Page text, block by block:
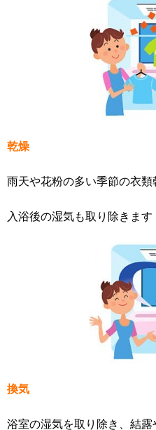
乾燥
雨天や花粉の多い季節の衣類
入浴後の湿気も取り除きます
換気
浴室の湿気を取り除き、結露